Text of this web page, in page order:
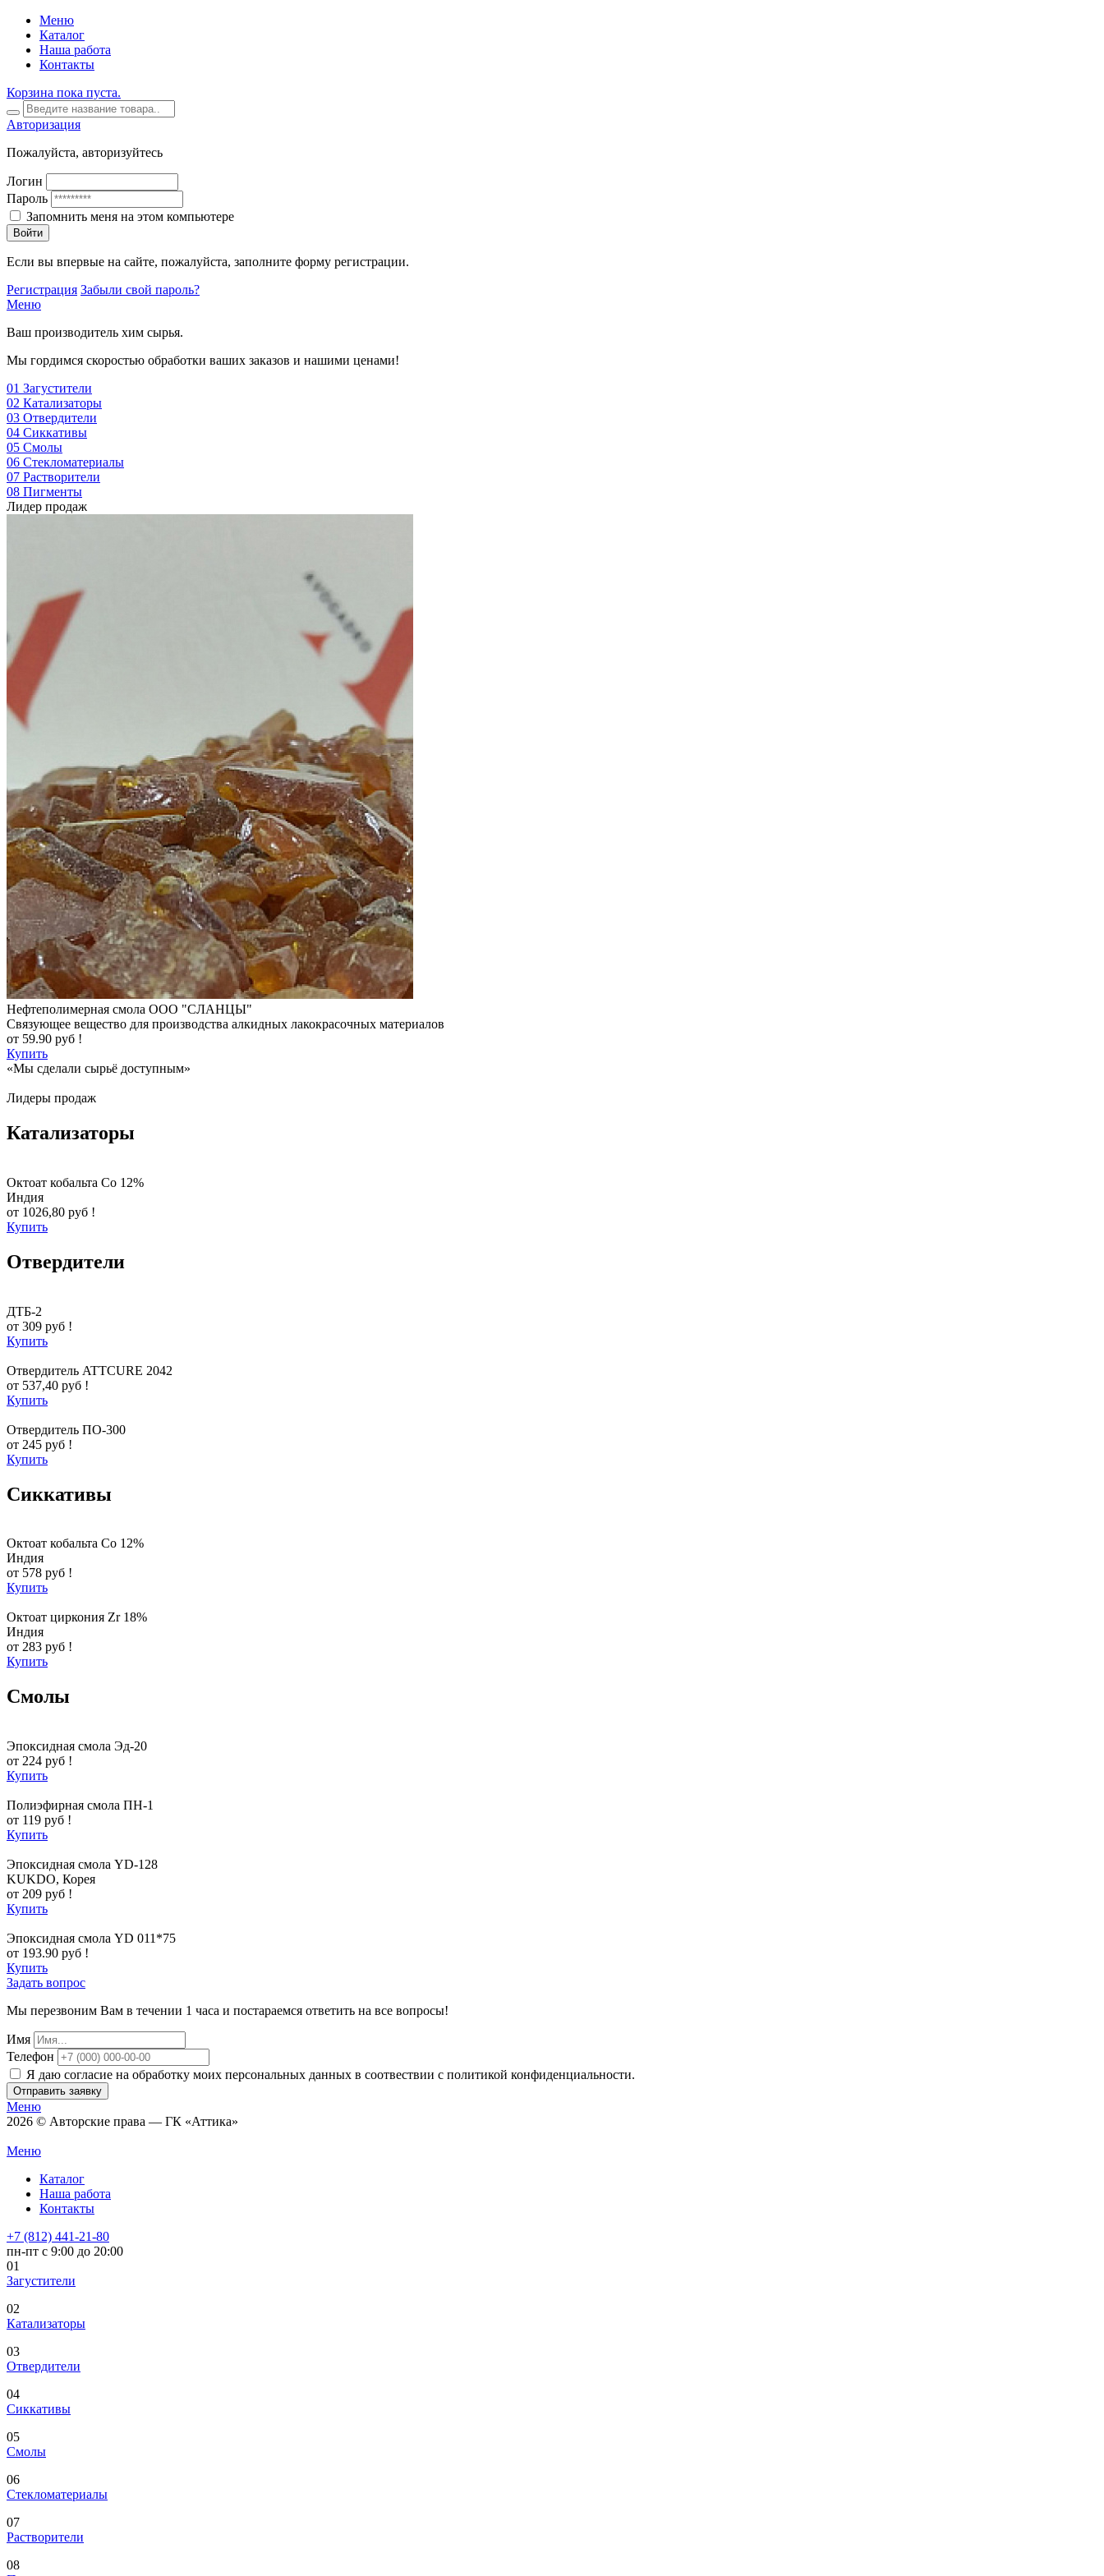
Меню
Каталог
Наша работа
Контакты
Корзина пока пуста.
Авторизация
Пожалуйста, авторизуйтесь
Логин
Пароль
Запомнить меня на этом компьютере
Войти
Если вы впервые на сайте, пожалуйста, заполните форму регистрации.
Регистрация Забыли свой пароль?
Меню
Ваш производитель хим сырья.
Мы гордимся скоростью обработки ваших заказов и нашими ценами!
01 Загустители
02 Катализаторы
03 Отвердители
04 Сиккативы
05 Смолы
06 Стекломатериалы
07 Растворители
08 Пигменты
Лидер продаж
Нефтеполимерная смола ООО "СЛАНЦЫ"
Cвязующее вещество для производства алкидных лакокрасочных материалов
от 59.90 руб !
Купить
«Мы сделали сырьё доступным»
Лидеры продаж
Катализаторы
Октоат кобальта Co 12%
Индия
от 1026,80 руб !
Купить
Отвердители
ДТБ-2
от 309 руб !
Купить
Отвердитель ATTCURE 2042
от 537,40 руб !
Купить
Отвердитель ПО-300
от 245 руб !
Купить
Сиккативы
Октоат кобальта Co 12%
Индия
от 578 руб !
Купить
Октоат циркония Zr 18%
Индия
от 283 руб !
Купить
Смолы
Эпоксидная смола Эд-20
от 224 руб !
Купить
Полиэфирная смола ПН-1
от 119 руб !
Купить
Эпоксидная смола YD-128
KUKDO, Корея
от 209 руб !
Купить
Эпоксидная смола YD 011*75
от 193.90 руб !
Купить
Задать вопрос
Мы перезвоним Вам в течении 1 часа и постараемся ответить на все вопросы!
Имя
Телефон
Я даю согласие на обработку моих персональных данных в соотвествии с политикой конфиденциальности.
Отправить заявку
Меню
2026 © Авторские права — ГК «Аттика»
Меню
Каталог
Наша работа
Контакты
+7 (812) 441-21-80
пн-пт с 9:00 до 20:00
01
Загустители
02
Катализаторы
03
Отвердители
04
Сиккативы
05
Смолы
06
Стекломатериалы
07
Растворители
08